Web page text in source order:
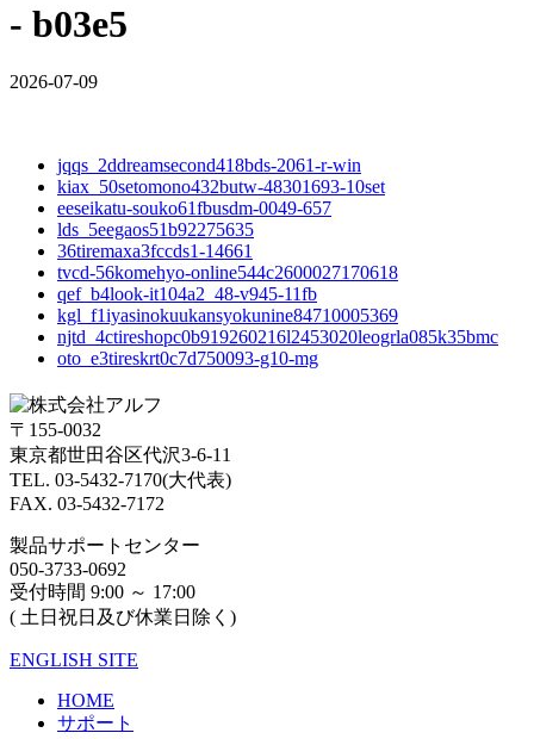
- b03e5
2026-07-09
jqqs_2ddreamsecond418bds-2061-r-win
kiax_50setomono432butw-48301693-10set
eeseikatu-souko61fbusdm-0049-657
lds_5eegaos51b92275635
36tiremaxa3fccds1-14661
tvcd-56komehyo-online544c2600027170618
qef_b4look-it104a2_48-v945-11fb
kgl_f1iyasinokuukansyokunine84710005369
njtd_4ctireshopc0b919260216l2453020leogrla085k35bmc
oto_e3tireskrt0c7d750093-g10-mg
〒155-0032
東京都世田谷区代沢3-6-11
TEL. 03-5432-7170(大代表)
FAX. 03-5432-7172
製品サポートセンター
050-3733-0692
受付時間 9:00 ～ 17:00
( 土日祝日及び休業日除く)
ENGLISH SITE
HOME
サポート